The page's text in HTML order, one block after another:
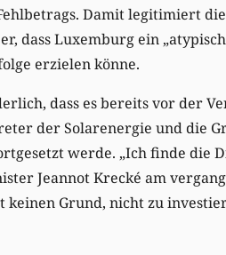
Damit legitimiert
dass Luxemburg ein
erzielen könne.
dass es bereits vor der
der Solarenergie und die
werde. „Ich finde die
Jeannot Krecké am
keinen Grund, nicht zu